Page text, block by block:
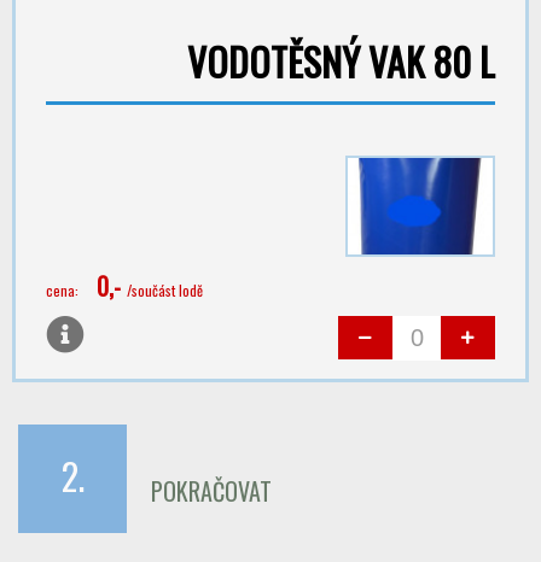
VODOTĚSNÝ VAK 80 L
cena: 0,- /součást lodě
2. POKRAČOVAT